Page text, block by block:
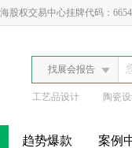
股权交易中心挂牌代码：
找展会报告
工艺品设计 陶瓷
趋势爆款 案例